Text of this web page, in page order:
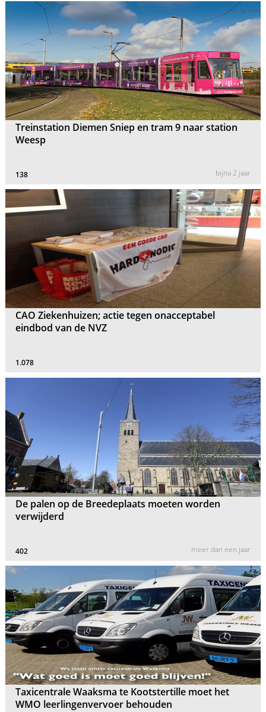
Treinstation Diemen Sniep en tram 9 naar station
Weesp
138 bijna 2 jaar
CAO Ziekenhuizen; actie tegen onacceptabel
eindbod van de NVZ
1.078
De palen op de Breedeplaats moeten worden
verwijderd
402 meer dan een jaar
Taxicentrale Waaksma te Kootstertille moet het
WMO leerlingenvervoer behouden